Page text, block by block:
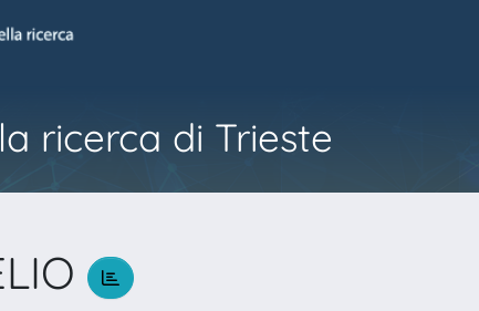
ricerca di Trieste